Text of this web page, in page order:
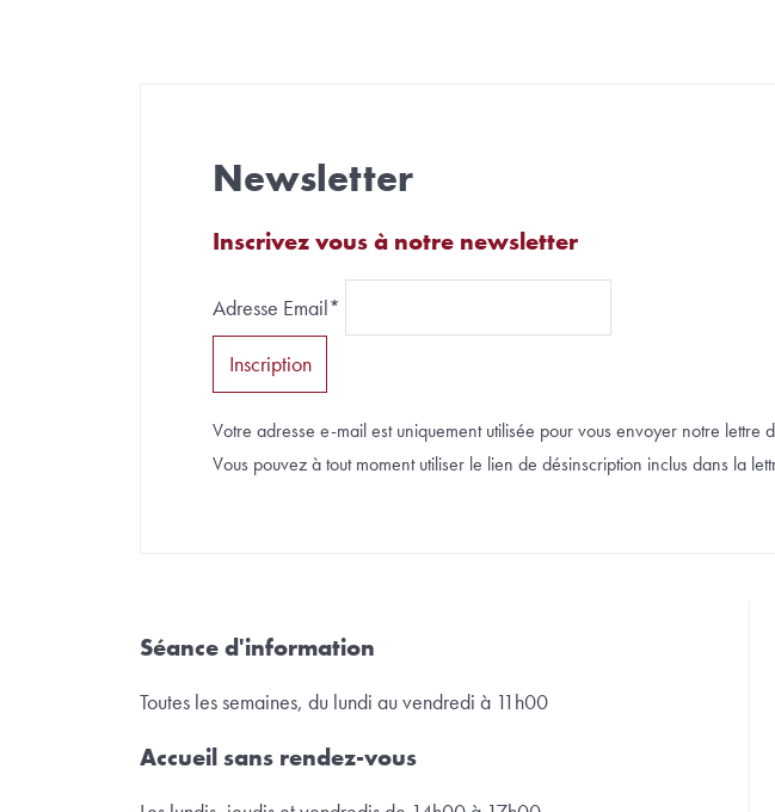
Newsletter
Inscrivez vous à notre newsletter
Adresse Email*
Votre adresse e-mail est uniquement utilisée pour vous envoyer notre lettre
Vous pouvez à tout moment utiliser le lien de désinscription inclus dans la
Séance d'information
Toutes les semaines, du lundi au vendredi à 11h00
Accueil sans rendez-vous